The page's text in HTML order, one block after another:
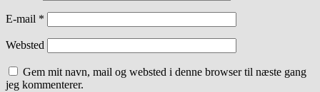
E-mail *
Websted
Gem mit navn, mail og websted i denne browser til næste gang
jeg kommenterer.